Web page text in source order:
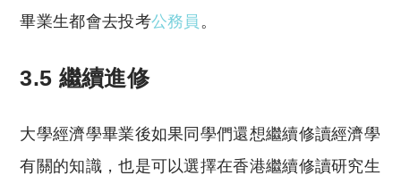
畢業生都會去投考公務員 。
3.5 繼續進修
大學經濟學畢業後如果同學們還想繼續修讀經濟學
有關的知識，也是可以選擇在香港繼續修讀研究生